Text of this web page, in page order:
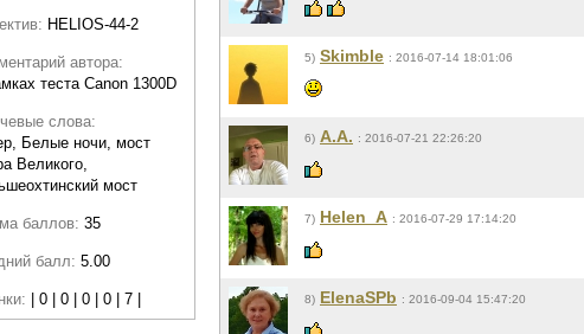
HELIOS-44-2
автора:
теста Canon 1300D
слова:
Белые ночи, мост
Великого,
мост
баллов: 35
балл: 5.00
| 0 | 0 | 0 | 0 | 7 |
5) Skimble : 2016-07-14 18:01:06
6) A.A. : 2016-07-21 22:26:20
7) Helen_A : 2016-07-29 17:14:20
8) ElenaSPb : 2016-09-04 15:47:20